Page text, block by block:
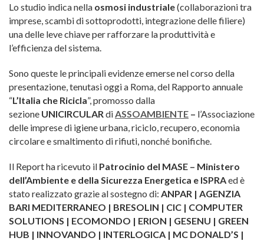
Lo studio indica nella osmosi industriale(collaborazioni tra
imprese, scambi di sottoprodotti, integrazione delle filiere)
una delle leve chiave per rafforzare la produttività e
l’efficienza del sistema.
Sono queste le principali evidenze emerse nel corso della
presentazione, tenutasi oggi a Roma, del Rapporto annuale
“L’Italia che Ricicla”, promosso dalla
sezione UNICIRCULARdiASSOAMBIENTE – l’Associazione
delle imprese di igiene urbana, riciclo, recupero, economia
circolare e smaltimento di rifiuti, nonché bonifiche.
Il Report ha ricevuto il Patrocinio del MASE – Ministero
dell’Ambiente e della Sicurezza Energetica e ISPRAed è
stato realizzato grazie al sostegno di: ANPAR | AGENZIA
BARI MEDITERRANEO | BRESOLIN | CIC | COMPUTER
SOLUTIONS | ECOMONDO | ERION | GESENU | GREEN
HUB | INNOVANDO | INTERLOGICA | MC DONALD’S |